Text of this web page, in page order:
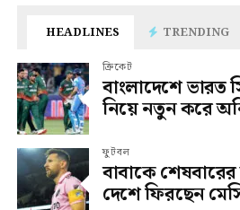
HEADLINES TRENDING
ক্রিকেট
বাংলাদেশে
নিয়ে নতুন করে
ফুটবল
বাবাকে
দেশে ফিরছেন